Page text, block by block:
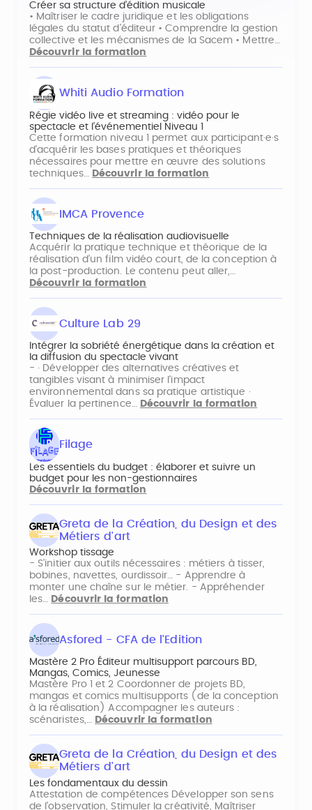
Créer sa structure d’édition musicale
• Maîtriser le cadre juridique et les obligations
légales du statut d'éditeur • Comprendre la gestion
collective et les mécanismes de la Sacem • Mettre…
Découvrir la formation
Whiti Audio Formation
Régie vidéo live et streaming : vidéo pour le
spectacle et l’événementiel Niveau 1
Cette formation niveau 1 permet aux participant·e·s
d'acquérir les bases pratiques et théoriques
nécessaires pour mettre en œuvre des solutions
techniques…
Découvrir la formation
IMCA Provence
Techniques de la réalisation audiovisuelle
Acquérir la pratique technique et théorique de la
réalisation d’un film vidéo court, de la conception à
la post-production. Le contenu peut aller,…
Découvrir la formation
Culture Lab 29
Intégrer la sobriété énergétique dans la création et
la diffusion du spectacle vivant
- · Développer des alternatives créatives et
tangibles visant à minimiser l'impact
environnemental dans sa pratique artistique ·
Évaluer la pertinence… Découvrir la formation
Filage
Les essentiels du budget : élaborer et suivre un
budget pour les non-gestionnaires
Découvrir la formation
Greta de la Création, du Design et des
Métiers d'art
Workshop tissage
- S'initier aux outils nécessaires : métiers à tisser,
bobines, navettes, ourdissoir… - Apprendre à
monter une chaîne sur le métier. - Appréhender
les… Découvrir la formation
Asfored - CFA de l'Edition
Mastère 2 Pro Éditeur multisupport parcours BD,
Mangas, Comics, Jeunesse
Mastère Pro 1 et 2 Coordonner de projets BD,
mangas et comics multisupports (de la conception
à la réalisation) Accompagner les auteurs :
scénaristes,… Découvrir la formation
Greta de la Création, du Design et des
Métiers d'art
Les fondamentaux du dessin
Attestation de compétences Développer son sens
de l'observation, Stimuler la créativité, Maîtriser